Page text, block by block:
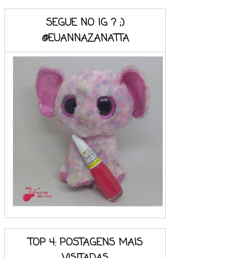
SEGUE NO IG ? ;)
@EUANNAZANATTA
TOP 4: POSTAGENS MAIS